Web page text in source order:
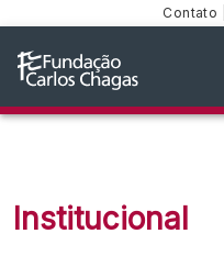
Contato
Institucional